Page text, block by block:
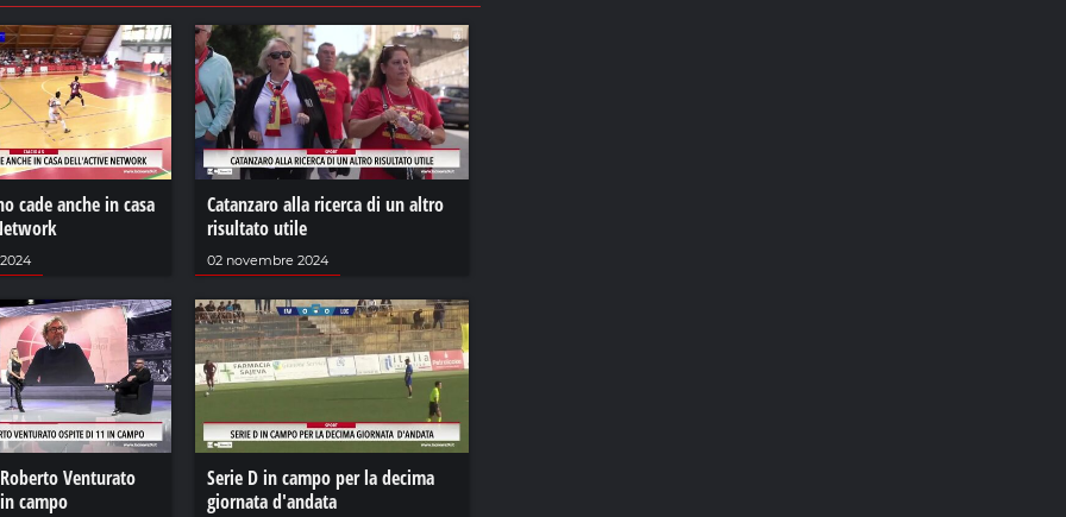
cade anche in casa
Catanzaro alla ricerca di un altro
risultato utile
02 novembre 2024
Venturato
campo
Serie D in campo per la decima
giornata d'andata